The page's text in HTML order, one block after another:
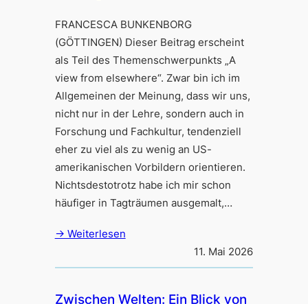
FRANCESCA BUNKENBORG
(GÖTTINGEN) Dieser Beitrag erscheint
als Teil des Themenschwerpunkts „A
view from elsewhere“. Zwar bin ich im
Allgemeinen der Meinung, dass wir uns,
nicht nur in der Lehre, sondern auch in
Forschung und Fachkultur, tendenziell
eher zu viel als zu wenig an US-
amerikanischen Vorbildern orientieren.
Nichtsdestotrotz habe ich mir schon
häufiger in Tagträumen ausgemalt,…
→ Weiterlesen
11. Mai 2026
Zwischen Welten: Ein Blick von